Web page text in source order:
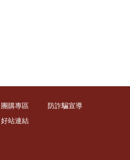
團購專區
防詐騙宣導
好站連結